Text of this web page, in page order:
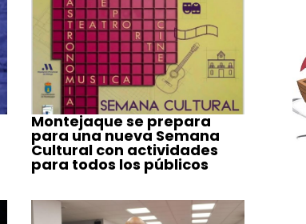
Montejaque se prepara
para una nueva Semana
Cultural con actividades
para todos los públicos